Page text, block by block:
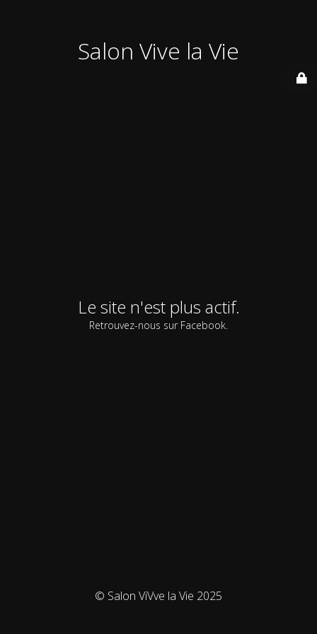
Salon Vive la Vie
Le site n'est plus actif.
Retrouvez-nous sur Facebook.
© Salon ViVve la Vie 2025